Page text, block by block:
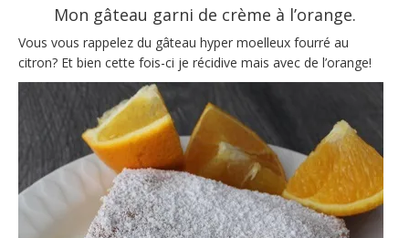
Mon gâteau garni de crème à l’orange.
Vous vous rappelez du gâteau hyper moelleux fourré au
citron? Et bien cette fois-ci je récidive mais avec de l’orange!